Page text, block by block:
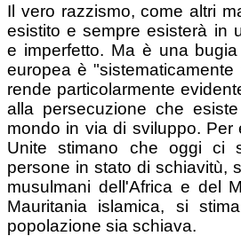
Il vero razzismo, come altri
esistito e sempre esisterà in
e imperfetto. Ma è una
europea è
rende particolarmente
alla persecuzione che
mondo in via di sviluppo. Per
Unite stimano che oggi ci
persone in stato di schiavitù,
musulmani dell'Africa e del
Mauritania islamica, si
popolazione sia schiava.